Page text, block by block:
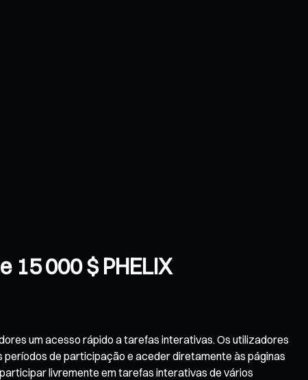
15 000 $ PHELIX
um acesso rápido a tarefas interativas. Os utilizadores
de participação e aceder diretamente às páginas
livremente em tarefas interativas de vários